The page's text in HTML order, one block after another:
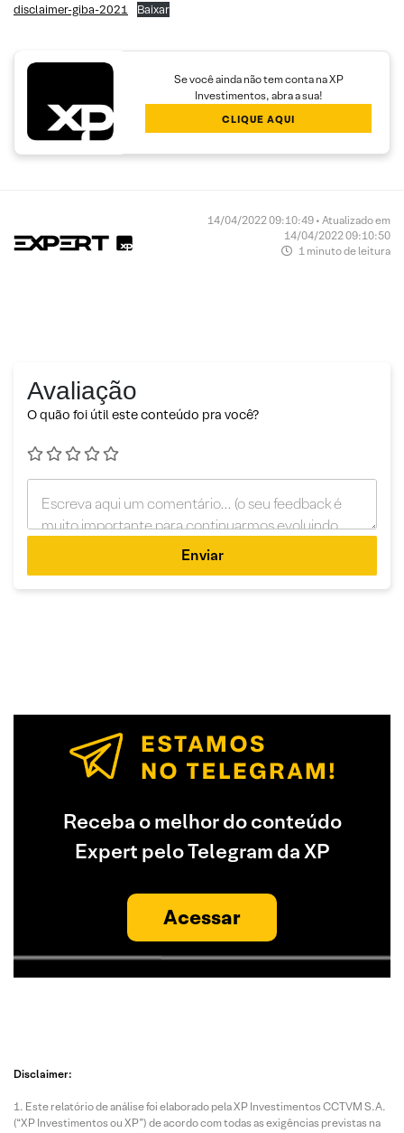
disclaimer-giba-2021 Baixar
Se você ainda não tem conta na XP
Investimentos, abra a sua!
CLIQUE AQUI
14/04/2022 09:10:49 • Atualizado em
14/04/2022 09:10:50
1 minuto de leitura
Avaliação
O quão foi útil este conteúdo pra você?
Enviar
Receba o melhor do conteúdo
Expert pelo Telegram da XP
Acessar
Disclaimer:
Este relatório de análise foi elaborado pela XP Investimentos CCTVM S.A.
(“XP Investimentos ou XP”) de acordo com todas as exigências previstas na